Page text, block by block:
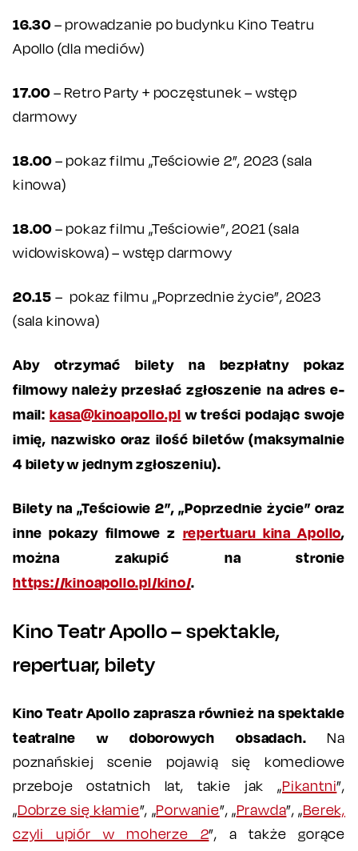
16.30– prowadzanie po budynku Kino Teatru
Apollo (dla mediów)
17.00– Retro Party + poczęstunek – wstęp
darmowy
18.00– pokaz filmu „Teściowie 2”, 2023 (sala
kinowa)
18.00– pokaz filmu „Teściowie”, 2021 (sala
widowiskowa) – wstęp darmowy
20.15 – pokaz filmu „Poprzednie życie”, 2023
(sala kinowa)
Aby otrzymać bilety na bezpłatny pokaz
filmowy należy przesłać zgłoszenie na adres e-
mail:kasa@kinoapollo.pl w treści podając swoje
imię, nazwisko oraz ilość biletów (maksymalnie
4 bilety w jednym zgłoszeniu).
Bilety na „Teściowie 2”, „Poprzednie życie” oraz
inne pokazy filmowe z repertuaru kina Apollo,
można zakupić na stronie
https://kinoapollo.pl/kino/.
Kino Teatr Apollo – spektakle,
repertuar, bilety
Kino Teatr Apollo zaprasza również na spektakle
teatralne w doborowych obsadach. Na
poznańskiej scenie pojawią się komediowe
przeboje ostatnich lat, takie jak „Pikantni”,
„Dobrze się kłamie”, „Porwanie”, „Prawda”, „Berek,
czyli upiór w moherze 2”, a także gorące